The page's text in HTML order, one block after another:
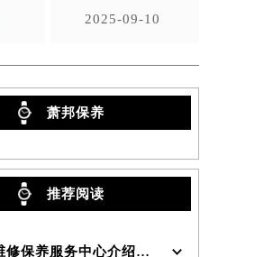
2025-09-10
萧邦保养
推荐阅读
萧邦维修保养服务中心介绍 | Chopard